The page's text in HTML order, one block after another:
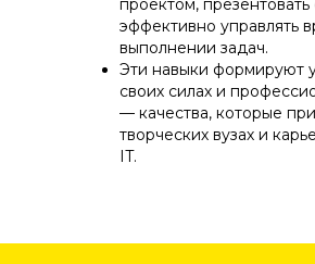
проектом,
эффективно управлять
выполнении задач.
Эти навыки формируют
своих силах и
— качества, которые
творческих вузах и
IT.